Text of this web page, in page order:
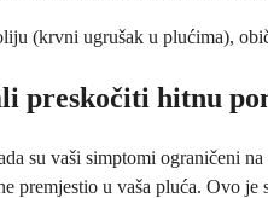
(krvni ugrušak u plućima),
preskočiti hitnu
su vaši simptomi ograničeni
premjestio u vaša pluća. Ovo je